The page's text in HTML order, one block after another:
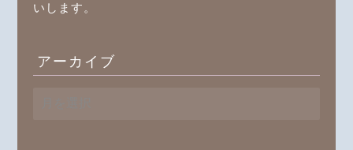
いします。
アーカイブ